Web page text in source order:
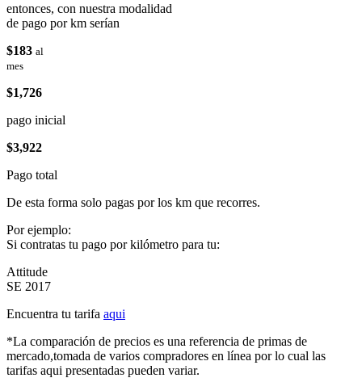
entonces, con nuestra modalidad
de pago por km serían
$183 al
mes
$1,726
pago inicial
$3,922
Pago total
De esta forma solo pagas por los km que recorres.
Por ejemplo:
Si contratas tu pago por kilómetro para tu:
Attitude
SE 2017
Encuentra tu tarifa aqui
*La comparación de precios es una referencia de primas de
mercado,tomada de varios compradores en línea por lo cual las
tarifas aqui presentadas pueden variar.